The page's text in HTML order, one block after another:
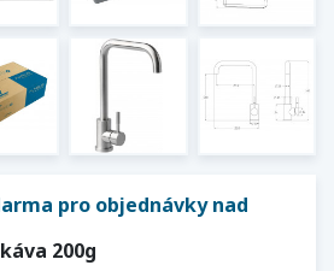
pro objednávky nad
200g